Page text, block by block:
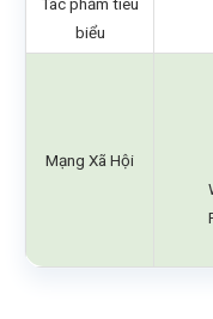
Tác phẩm tiêu
biểu
Mạng Xã Hội